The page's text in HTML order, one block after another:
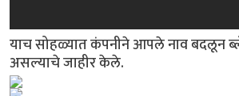
याच सोहळ्यात कंपनीने आपले नाव बदलून
असल्याचे जाहीर केले.